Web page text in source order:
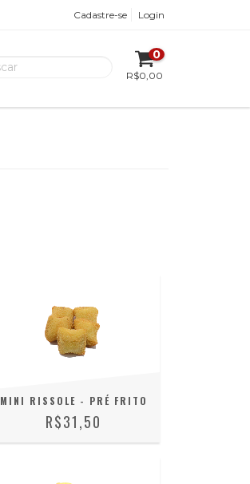
Cadastre-se Login
0
R$0,00
MINI RISSOLE - PRÉ FRITO
R$31,50